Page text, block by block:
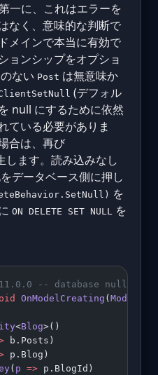
一に、これはエラーを
なく、意味的な判断で
メインで本当に有効で
ョンシップをオプショ
のない Post は無意味か
(デフォル
null にするために依然
ている必要がありま
合は、再び
します。読み込みなし
データベース側に押し
を
ON DELETE SET NULL を
-- database nulls
OnModelCreating (
<Blog>()
b.Posts)
p.Blog)
( p => p.BlogId)